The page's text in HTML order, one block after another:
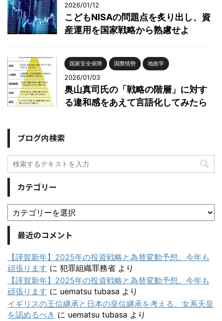
2026/01/12
こどもNISAの問題点を炙り出し、資
産運用を国家戦略から熟慮せよ
国家安全保障 国際情勢 地政学
2026/01/03
奥山真司氏の「戦略の階層」に対す
る違和感をあえて言語化してみたら
ブログ内検索
カテゴリー
最近のコメント
【謹賀新年】2025年の投資戦略と為替変動予想。今年も
頑張ります に 犯罪組織罪務省 より
【謹賀新年】2025年の投資戦略と為替変動予想。今年も
頑張ります に uematsu tubasa より
イギリスの王位継承と日本の皇位継承を考える。女系天皇
を認めるべき に uematsu tubasa より